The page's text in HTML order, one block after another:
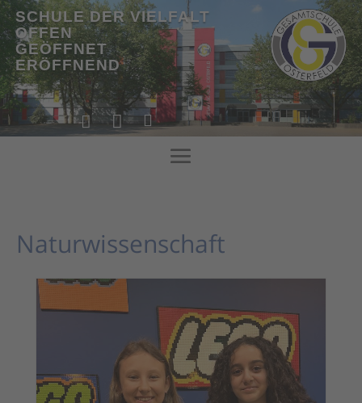
SCHULE DER VIELFALT
OFFEN
GEÖFFNET
ERÖFFNEND
   ! !
Naturwissenschaft